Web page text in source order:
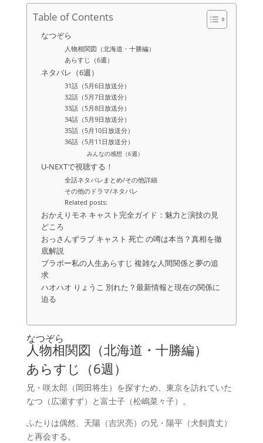
Table of Contents
なつぞら
人物相関図（北海道・十勝編）
あらすじ（6週）
ネタバレ（6週）
31話（5月6日放送分）
32話（5月7日放送分）
33話（5月8日放送分）
34話（5月9日放送分）
35話（5月10日放送分）
36話（5月11日放送分）
みんなの感想（6週）
U-NEXTで視聴する！
全話ネタバレまとめ/その他詳細
その他のドラマ/ネタバレ
Related posts:
おかえりモネ キャスト完全ガイド：魅力と演技の見
どころ
おっさんずラブ キャスト 死亡 の噂は本当？真相を徹
底解説
ブラボー私の人生あらすじ 複雑な人間関係と夢の追
求
ハオハオ りょうこ 別れた？最新情報と現在の関係に
迫る
なつぞら
人物相関図（北海道・十勝編）
あらすじ（6週）
兄・咲太郎（岡田将生）を探すため、東京を訪れていた
なつ（広瀬すず）と富士子（松嶋菜々子）。
ふたりは偶然、天陽（吉沢亮）の兄・陽平（犬飼貴丈）
と再会する。